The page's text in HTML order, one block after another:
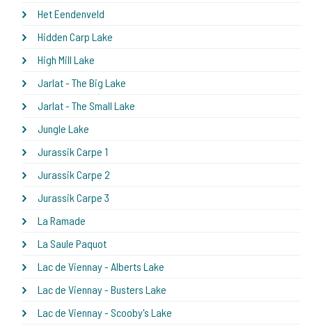
Het Eendenveld
Hidden Carp Lake
High Mill Lake
Jarlat - The Big Lake
Jarlat - The Small Lake
Jungle Lake
Jurassik Carpe 1
Jurassik Carpe 2
Jurassik Carpe 3
La Ramade
La Saule Paquot
Lac de Viennay - Alberts Lake
Lac de Viennay - Busters Lake
Lac de Viennay - Scooby's Lake